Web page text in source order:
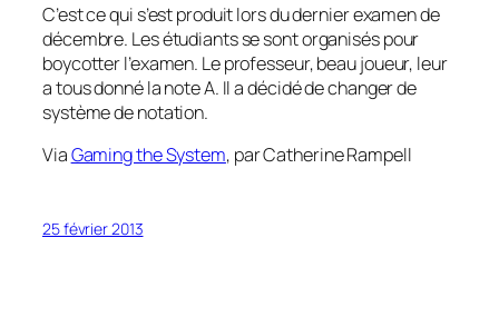
C’est ce qui s’est produit lors du dernier examen de
décembre. Les étudiants se sont organisés pour
boycotter l’examen. Le professeur, beau joueur, leur
a tous donné la note A. Il a décidé de changer de
système de notation.
ViaGaming the System, par Catherine Rampell
25 février 2013